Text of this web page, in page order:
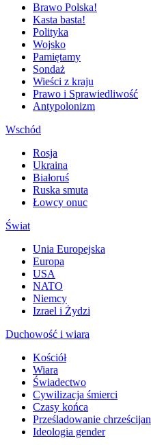
Brawo Polska!
Kasta basta!
Polityka
Wojsko
Pamiętamy
Sondaż
Wieści z kraju
Prawo i Sprawiedliwość
Antypolonizm
Wschód
Rosja
Ukraina
Białoruś
Ruska smuta
Łowcy onuc
Świat
Unia Europejska
Europa
USA
NATO
Niemcy
Izrael i Żydzi
Duchowość i wiara
Kościół
Wiara
Świadectwo
Cywilizacja śmierci
Czasy końca
Prześladowanie chrześcijan
Ideologia gender